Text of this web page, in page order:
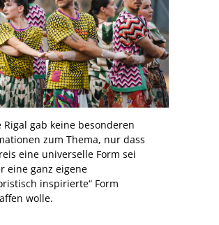
Rigal gab keine besonderen
zum Thema, nur dass
eine universelle Form sei
eine ganz eigene
inspirierte“ Form
wolle.